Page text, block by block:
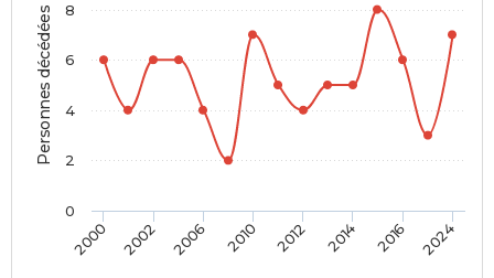
Personnes décédées
2000 2002 2006 2010 2012 2014 2016 2024
0
2
4
6
8